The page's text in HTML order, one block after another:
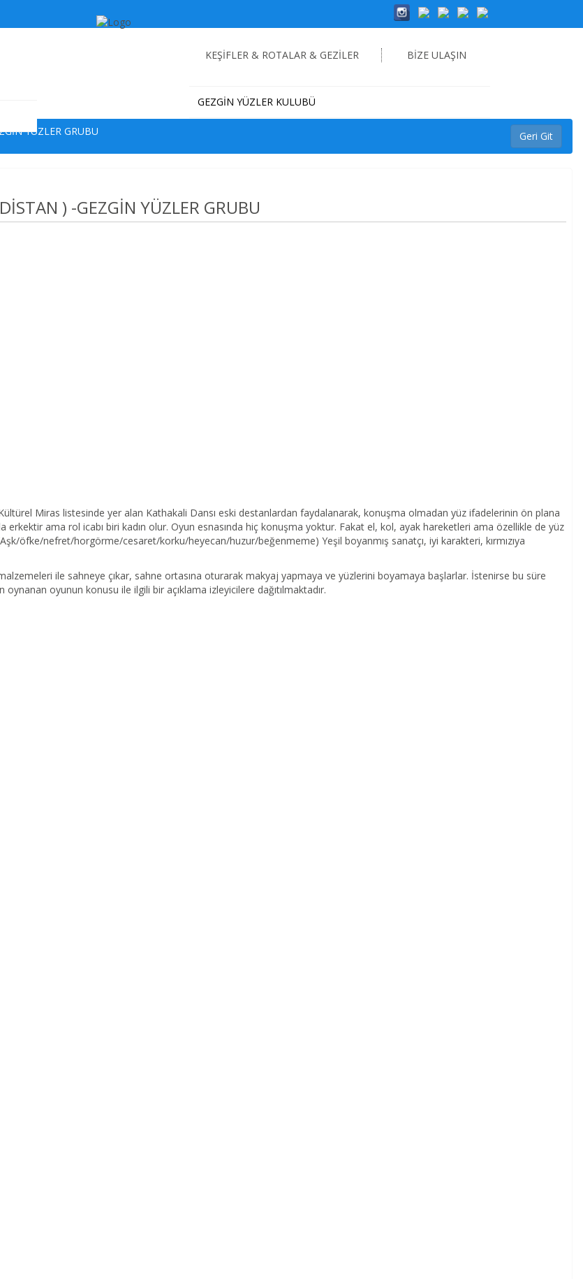
KEŞİFLER & ROTALAR & GEZİLER BİZE ULAŞIN
GEZGİN YÜZLER KULUBÜ
YÜZLER GRUBU
) -GEZGİN YÜZLER GRUBU
Miras listesinde yer alan Kathakali Dansı eski destanlardan faydalanarak, konuşma olmadan yüz ifadelerinin ön plana
erkektir ama rol icabı biri kadın olur. Oyun esnasında hiç konuşma yoktur. Fakat el, kol, ayak hareketleri ama özellikle de yüz
öfke/nefret/horgörme/cesaret/korku/heyecan/huzur/beğenmeme) Yeşil boyanmış sanatçı, iyi karakteri, kırmızıya
ile sahneye çıkar, sahne ortasına oturarak makyaj yapmaya ve yüzlerini boyamaya başlarlar. İstenirse bu süre
oynanan oyunun konusu ile ilgili bir açıklama izleyicilere dağıtılmaktadır.